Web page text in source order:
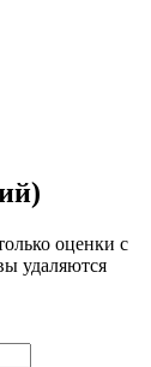
оценки с
удаляются